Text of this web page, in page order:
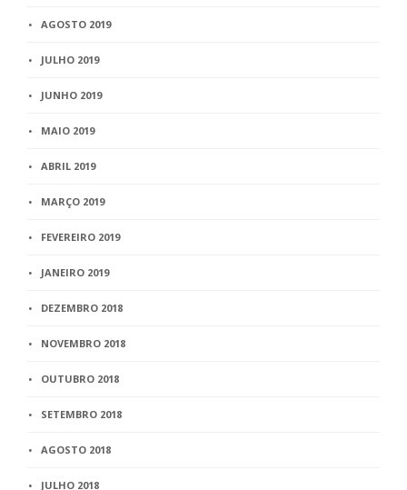
AGOSTO 2019
JULHO 2019
JUNHO 2019
MAIO 2019
ABRIL 2019
MARÇO 2019
FEVEREIRO 2019
JANEIRO 2019
DEZEMBRO 2018
NOVEMBRO 2018
OUTUBRO 2018
SETEMBRO 2018
AGOSTO 2018
JULHO 2018